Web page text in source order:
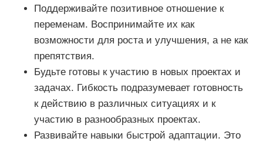
Поддерживайте позитивное отношение к
переменам. Воспринимайте их как
возможности для роста и улучшения, а не как
препятствия.
Будьте готовы к участию в новых проектах и
задачах. Гибкость подразумевает готовность
к действию в различных ситуациях и к
участию в разнообразных проектах.
Развивайте навыки быстрой адаптации. Это